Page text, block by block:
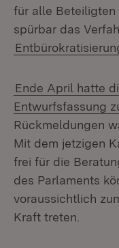
für alle
spürbar das
Ende April hatte
Entwurfsfassung
Rückmeldungen
Mit dem jetzigen
frei für die
des Parlaments
voraussichtlich
Kraft treten.